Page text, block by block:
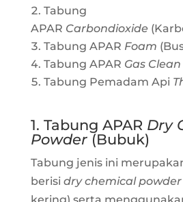
Tabung
APAR Carbondioxide
Tabung APAR Foam
Tabung APAR Gas
Tabung Pemadam Api
1. Tabung APAR Dry
Powder (Bubuk)
Tabung jenis ini
berisi dry chemical powder
kering) serta